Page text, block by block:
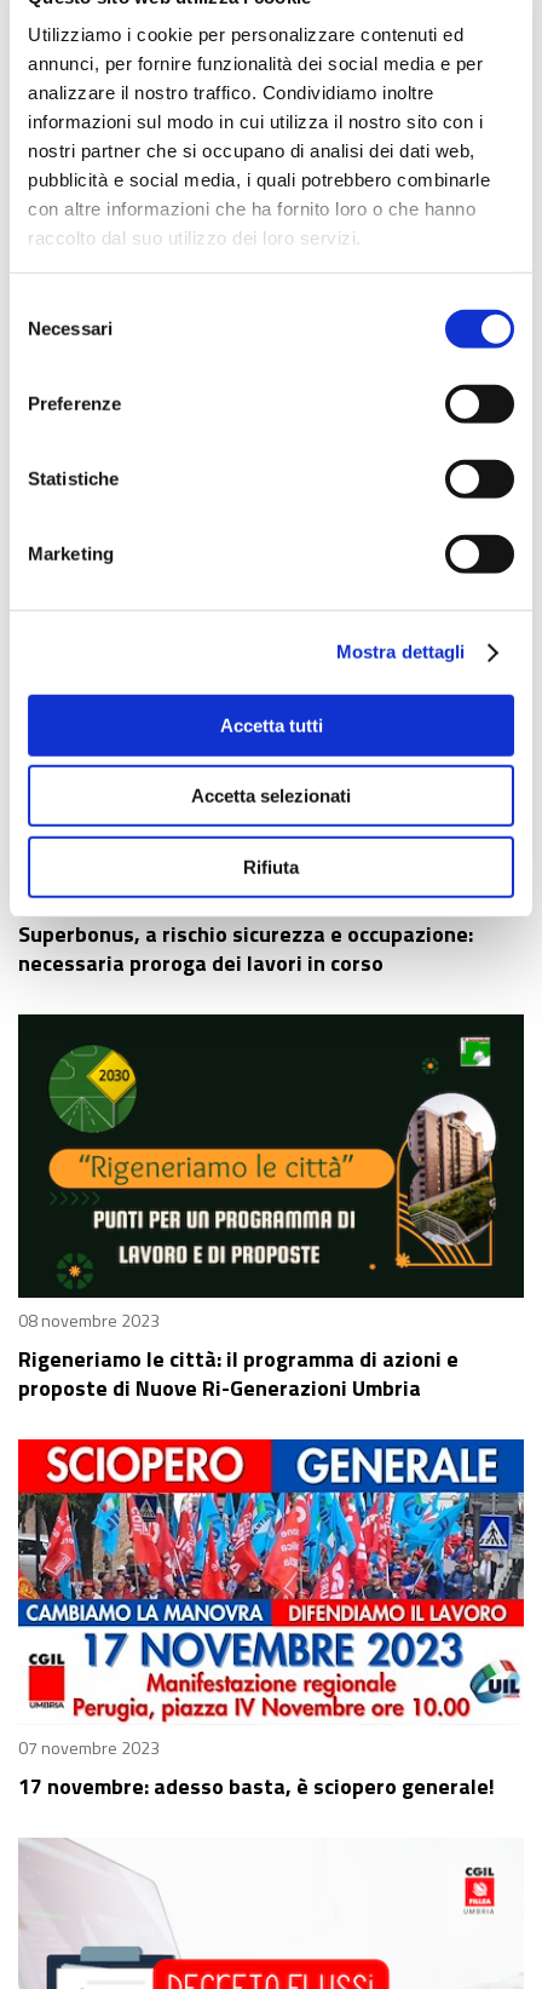
Utilizziamo i cookie per personalizzare contenuti ed
annunci, per fornire funzionalità dei social media e per
analizzare il nostro traffico. Condividiamo inoltre
informazioni sul modo in cui utilizza il nostro sito con i
nostri partner che si occupano di analisi dei dati web,
pubblicità e social media, i quali potrebbero combinarle
con altre informazioni che ha fornito loro o che hanno
raccolto dal suo utilizzo dei loro servizi.
delNecessari
Preferenze
Statistiche
Marketing
Mostra dettagli
Accetta tutti
Accetta selezionati
Rifiuta
23 novembre 2023
Rinnovato CCNL Legno-Arredo PMI
21 novembre 2023
Case popolari a Perugia: requisiti e modalità per
16 novembre 2023
Superbonus, a rischio sicurezza e occupazione:
necessaria proroga dei lavori in corso
08 novembre 2023
Rigeneriamo le città: il programma di azioni e
proposte di Nuove Ri-Generazioni Umbria
07 novembre 2023
17 novembre: adesso basta, è sciopero generale!